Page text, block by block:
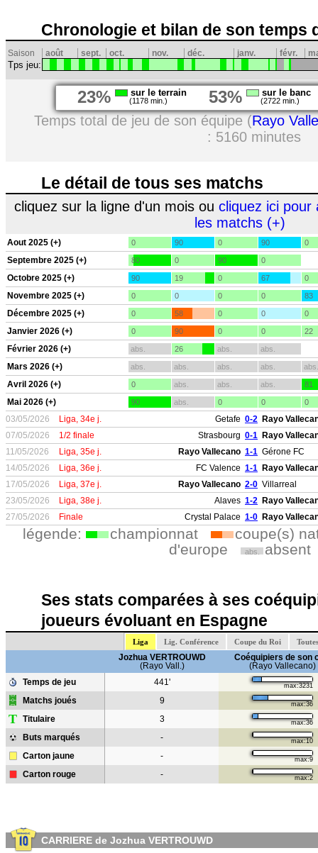
Chronologie et bilan de son temps
Saison août sept. oct. nov. déc. janv. févr.
Tps jeu:
23% sur le terrain
(1178 min.) 53% sur le banc
(2722 min.)
Temps total de jeu de son équipe (Rayo
: 5160 minutes
Le détail de tous ses matchs
cliquez sur la ligne d'un mois ou cliquez ici pour
les matchs (+)
Aout 2025 (+) 0 90 0 90 0
Septembre 2025 (+) 80 0 90 0
Octobre 2025 (+) 90 19 0 67 0
Novembre 2025 (+) 0 0 0 0 83
Décembre 2025 (+) 0 58 0 0 0
Janvier 2026 (+) 0 90 0 0 22
Février 2026 (+) abs. 26 abs. abs.
Mars 2026 (+) abs. abs. abs. abs. abs.
Avril 2026 (+) 0 abs. abs. abs. 81
Mai 2026 (+) 90 abs. 0 0 0
03/05/2026 Liga, 34e j. Getafe 0-2 Rayo
07/05/2026
1/2 finale Strasbourg 0-1 Rayo
11/05/2026
Liga, 35e j. Rayo Vallecano 1-1 Gérone FC
14/05/2026
Liga, 36e j. FC Valence 1-1 Rayo
17/05/2026
Liga, 37e j. Rayo Vallecano 2-0 Villarreal
23/05/2026
Liga, 38e j. Alaves 1-2 Rayo
27/05/2026
Finale Crystal Palace 1-0 Rayo
légende: championnat
coupe(s)
d'europe
abs. absent
Ses stats comparées à ses
joueurs évoluant en Espagne
Liga Lig. Conférence Coupe du Roi
Jozhua VERTROUWD
(Rayo Vall.)
Coéquipiers de son
(Rayo Vallecano)
Temps de jeu
441' max:3231
Matchs joués 9 max:36
T Titulaire 3 max:36
Buts marqués - max:10
Carton jaune - max:9
Carton rouge - max:2
CARRIERE de Jozhua VERTROUWD